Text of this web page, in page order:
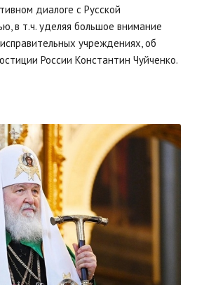
диалоге с Русской
в т.ч. уделяя большое внимание
учреждениях, об
России Константин Чуйченко.